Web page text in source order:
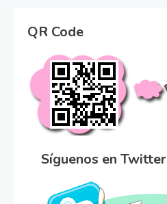
QR Code
Síguenos en Twitter